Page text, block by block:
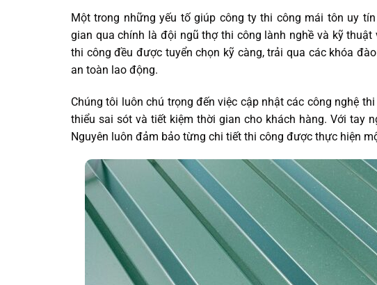
Một trong những yếu tố giúp công ty thi công mái tôn uy
gian qua chính là đội ngũ thợ thi công lành nghề và kỹ
thi công đều được tuyển chọn kỹ càng, trải qua các khóa
an toàn lao động.
Chúng tôi luôn chú trọng đến việc cập nhật các công nghệ
thiểu sai sót và tiết kiệm thời gian cho khách hàng. Với tay
Nguyên luôn đảm bảo từng chi tiết thi công được thực hiện